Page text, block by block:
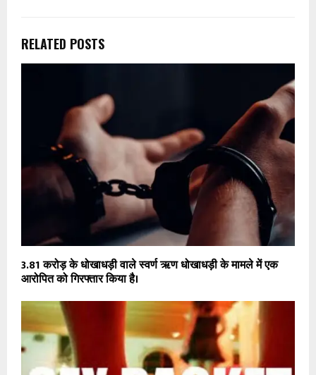
RELATED POSTS
₹3.81 करोड़ के धोखाधड़ी वाले स्वर्ण ऋण धोखाधड़ी के मामले में एक
आरोपित को गिरफ्तार किया है।